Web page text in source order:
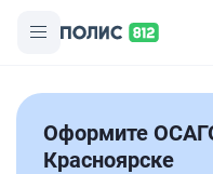
Оформите
Красноярске